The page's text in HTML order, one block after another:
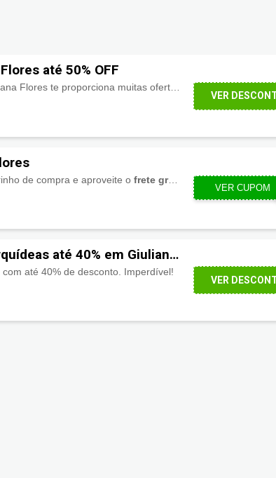
até 50% OFF
Confira agora mesmo a loja Giuliana Flores te proporciona muitas ofertas incríveis pra você economizar, até
VER
de compra e aproveite ofrete grátis . *Válido no
VER CUPOM
até 40% em Giuliana
até 40% de desconto. Imperdível!
VER